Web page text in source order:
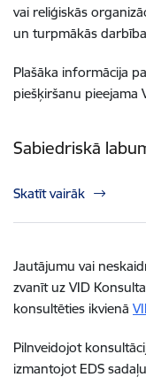
vai reliģiskās
un turpmākās
Plašāka informācija
piešķiršanu pieejama
Sabiedriskā
Skatīt vairāk
Jautājumu vai
zvanīt uz VID
konsultēties ikvienā
Pilnveidojot
izmantojot EDS